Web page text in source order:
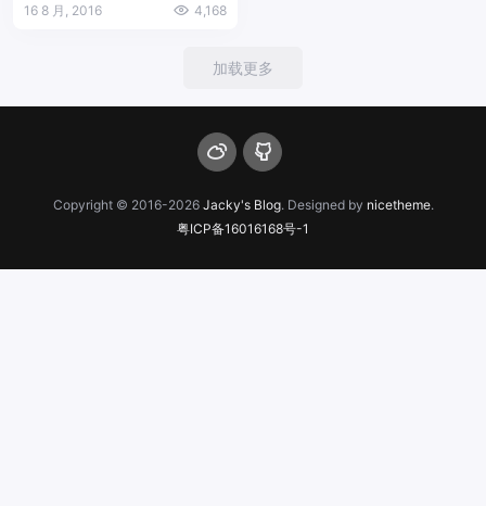
16 8 月, 2016 4,168
加载更多
Copyright © 2016-2026 Jacky's Blog. Designed by nicetheme.
粤ICP备16016168号-1